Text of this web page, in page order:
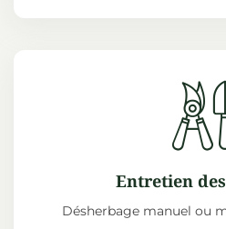
Entretien
Désherbage manuel ou